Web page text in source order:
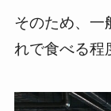
そのため、一
れで食べる程